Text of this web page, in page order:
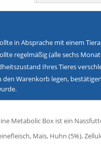
in Absprache mit einem
regelmäßig (alle sechs
Ihres Tieres
den Warenkorb legen,
Metabolic Box ist ein
Mais, Huhn (5%),